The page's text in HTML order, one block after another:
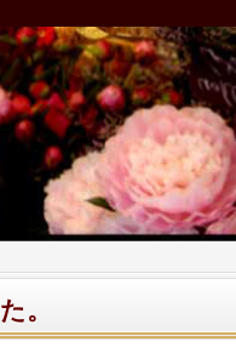
。